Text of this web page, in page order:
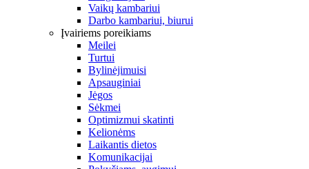
Vaikų kambariui
Darbo kambariui, biurui
Įvairiems poreikiams
Meilei
Turtui
Bylinėjimuisi
Apsauginiai
Jėgos
Sėkmei
Optimizmui skatinti
Kelionėms
Laikantis dietos
Komunikacijai